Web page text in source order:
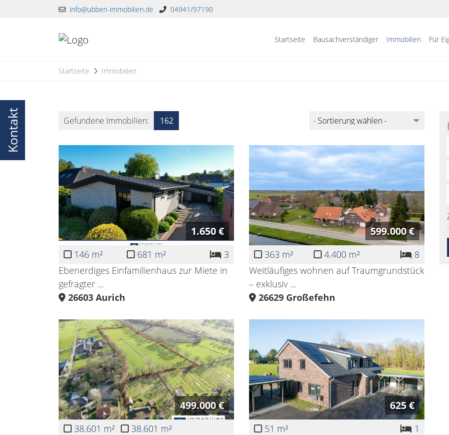
info@ubben-immobilien.de 04941/97190
Startseite Bausachverständiger Immobilien Für
Startseite Immobilien
Gefundene Immobilien: 162
1.650 €
146 m² 681 m²
3
Ebenerdiges Einfamilienhaus zur Miete in
gefragter ...
26603 Aurich
599.000 €
363 m² 4.400 m²
8
Weitläufiges wohnen auf Traumgrundstück
– exklusiv ...
26629 Großefehn
499.000 €
38.601 m²
38.601 m²
625 €
51 m²
1
Kontakt